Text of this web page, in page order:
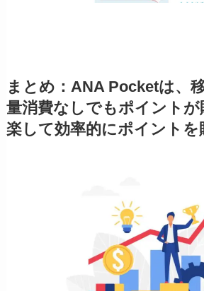
まとめ：ANA Pocketは、
量消費なしでもポイントが
楽して効率的にポイントを